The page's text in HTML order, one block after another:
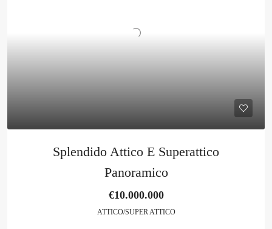
Splendido Attico E Superattico
Panoramico
€10.000.000
ATTICO/SUPER ATTICO